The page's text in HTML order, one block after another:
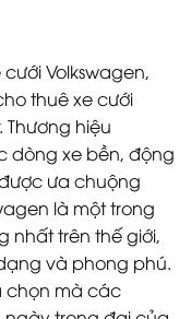
Volkswagen,
thuê xe cưới
Thương hiệu
dòng xe bền, động
ưa chuộng
là một trong
nhất trên thế giới,
và phong phú.
chọn mà các